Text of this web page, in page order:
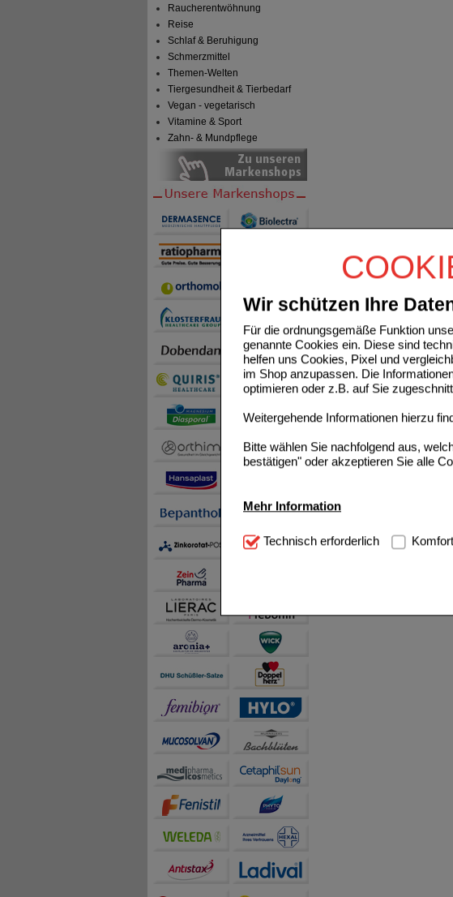
Wir schützen Ihre
Für die ordnungsgemäße Funktion
genannte Cookies ein. Diese sind
helfen uns Cookies, Pixel und
im Shop anzupassen. Die
optimieren oder z.B. auf Sie
Weitergehende Informationen hierzu
Bitte wählen Sie nachfolgend aus,
bestätigen" oder akzeptieren Sie alle
Mehr Information
Technisch Notwendig: Hierbei
notwendig sind (z.B. Navigation,
Diese Cookies werden
beispielsweise für die
Inhalte anzuzeigen und unser
Statistik & Tracking:
sammeln, mit deren Hilfe wir unsere
auch die Werbung auf Drittseiten
teilweise an Dritte wie z.B. Google oder
Technisch erforderlich Komfort
Raucherentwöhnung
Reise
Schlaf & Beruhigung
Schmerzmittel
Themen-Welten
Tiergesundheit & Tierbedarf
Vegan - vegetarisch
Vitamine & Sport
Zahn- & Mundpflege